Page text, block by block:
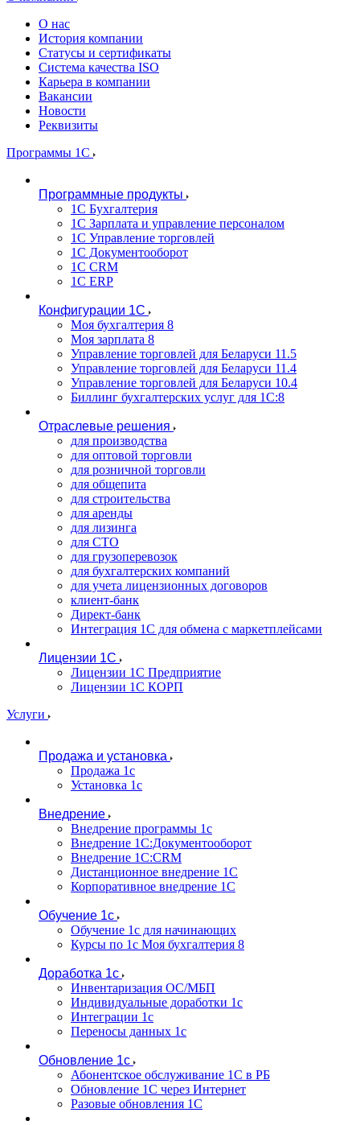
О нас
История компании
Статусы и сертификаты
Система качества ISO
Карьера в компании
Вакансии
Новости
Реквизиты
Программы 1С
Программные продукты
1С Бухгалтерия
1С Зарплата и управление персоналом
1С Управление торговлей
1С Документооборот
1С CRM
1С ERP
Конфигурации 1С
Моя бухгалтерия 8
Моя зарплата 8
Управление торговлей для Беларуси 11.5
Управление торговлей для Беларуси 11.4
Управление торговлей для Беларуси 10.4
Биллинг бухгалтерских услуг для 1С:8
Отраслевые решения
для производства
для оптовой торговли
для розничной торговли
для общепита
для строительства
для аренды
для лизинга
для СТО
для грузоперевозок
для бухгалтерских компаний
для учета лицензионных договоров
клиент-банк
Директ-банк
Интеграция 1C для обмена с маркетплейсами
Лицензии 1С
Лицензии 1С Предприятие
Лицензии 1С КОРП
Услуги
Продажа и установка
Продажа 1с
Установка 1с
Внедрение
Внедрение программы 1с
Внедрение 1С:Документооборот
Внедрение 1С:CRM
Дистанционное внедрение 1С
Корпоративное внедрение 1С
Обучение 1с
Обучение 1с для начинающих
Курсы по 1с Моя бухгалтерия 8
Доработка 1с
Инвентаризация ОС/МБП
Индивидуальные доработки 1с
Интеграции 1с
Переносы данных 1с
Обновление 1с
Абонентское обслуживание 1С в РБ
Обновление 1С через Интернет
Разовые обновления 1С